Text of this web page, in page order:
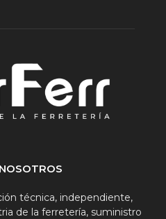
técnica, independiente,
de la ferretería, suministro